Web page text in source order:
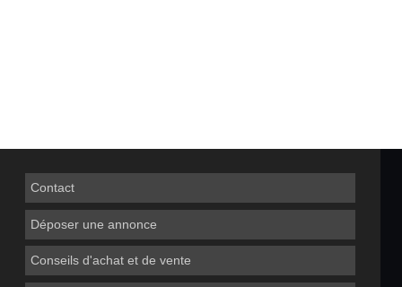
Contact
Déposer une annonce
Conseils d'achat et de vente